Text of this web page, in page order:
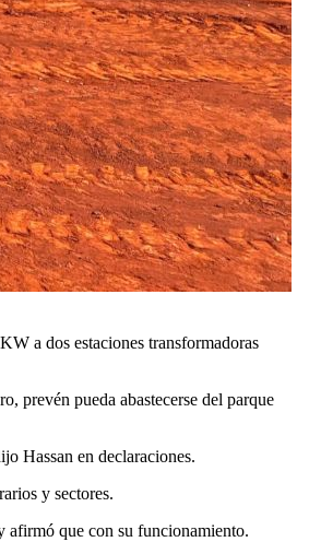
a dos estaciones transformadoras
prevén pueda abastecerse del parque
Hassan en declaraciones.
y sectores.
afirmó que con su funcionamiento.